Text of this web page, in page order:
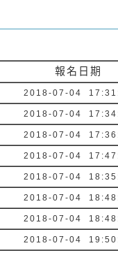
報名日期
2018-07-04
2018-07-04
2018-07-04
2018-07-04
2018-07-04
2018-07-04
2018-07-04
2018-07-04